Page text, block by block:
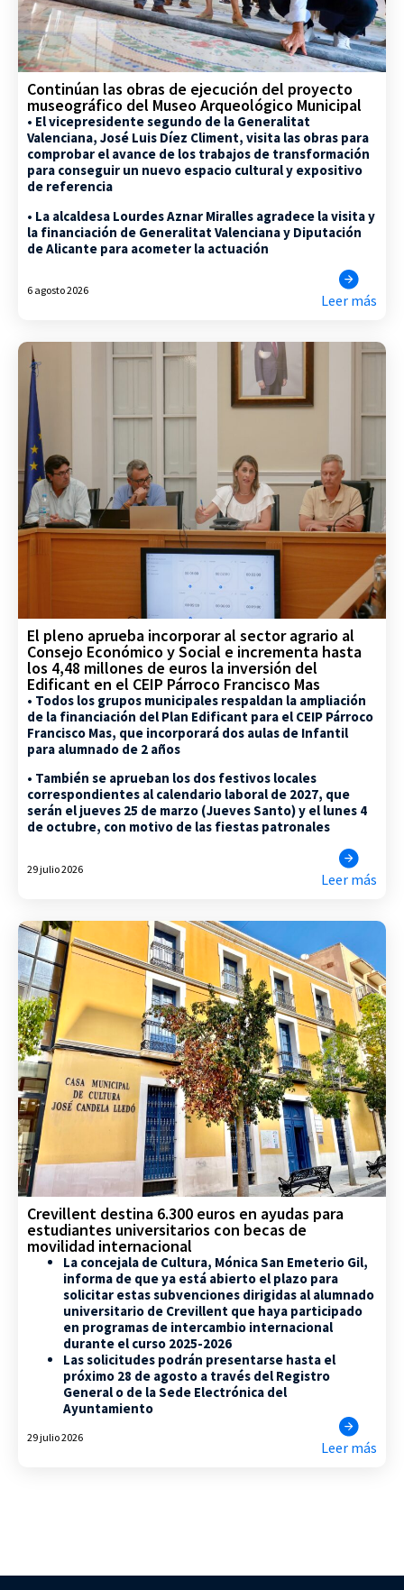
Continúan las obras de ejecución del proyecto
museográfico del Museo Arqueológico Municipal
• El vicepresidente segundo de la Generalitat
Valenciana, José Luis Díez Climent, visita las obras para
comprobar el avance de los trabajos de transformación
para conseguir un nuevo espacio cultural y expositivo
de referencia
• La alcaldesa Lourdes Aznar Miralles agradece la visita y
la financiación de Generalitat Valenciana y Diputación
de Alicante para acometer la actuación
6 agosto 2026
Leer más
El pleno aprueba incorporar al sector agrario al
Consejo Económico y Social e incrementa hasta
los 4,48 millones de euros la inversión del
Edificant en el CEIP Párroco Francisco Mas
• Todos los grupos municipales respaldan la ampliación
de la financiación del Plan Edificant para el CEIP Párroco
Francisco Mas, que incorporará dos aulas de Infantil
para alumnado de 2 años
• También se aprueban los dos festivos locales
correspondientes al calendario laboral de 2027, que
serán el jueves 25 de marzo (Jueves Santo) y el lunes 4
de octubre, con motivo de las fiestas patronales
29 julio 2026
Leer más
Crevillent destina 6.300 euros en ayudas para
estudiantes universitarios con becas de
movilidad internacional
La concejala de Cultura, Mónica San Emeterio Gil,
informa de que ya está abierto el plazo para
solicitar estas subvenciones dirigidas al alumnado
universitario de Crevillent que haya participado
en programas de intercambio internacional
durante el curso 2025-2026
Las solicitudes podrán presentarse hasta el
próximo 28 de agosto a través del Registro
General o de la Sede Electrónica del
Ayuntamiento
29 julio 2026
Leer más